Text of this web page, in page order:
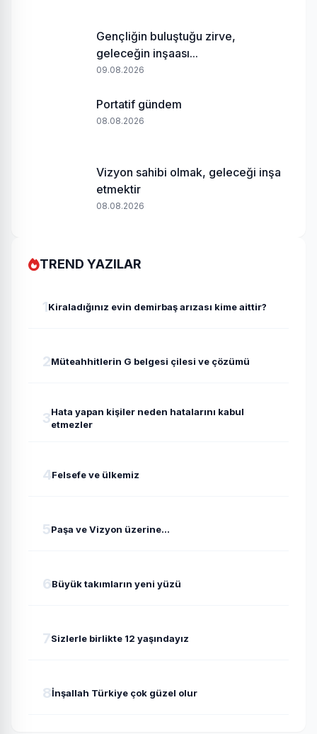
Gençliğin buluştuğu zirve,
geleceğin inşaası...
09.08.2026
Portatif gündem
08.08.2026
Vizyon sahibi olmak, geleceği inşa
etmektir
08.08.2026
TREND YAZILAR
1Kiraladığınız evin demirbaş arızası kime aittir?
2Müteahhitlerin G belgesi çilesi ve çözümü
3Hata yapan kişiler neden hatalarını kabul
etmezler
4Felsefe ve ülkemiz
5Paşa ve Vizyon üzerine...
6Büyük takımların yeni yüzü
7Sizlerle birlikte 12 yaşındayız
8İnşallah Türkiye çok güzel olur